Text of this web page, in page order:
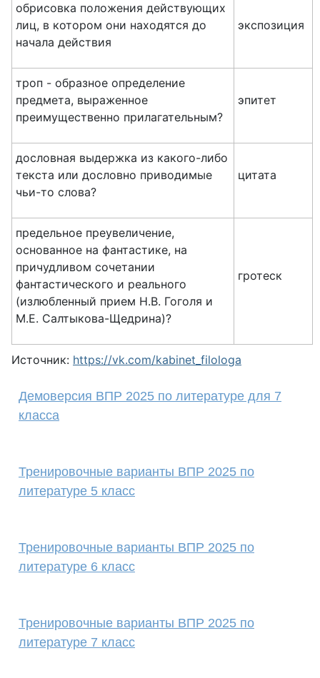
обрисовка положения действующих
лиц, в котором они находятся до
начала действия
экспозиция
троп - образное определение
предмета, выраженное
преимущественно прилагательным?
эпитет
дословная выдержка из какого-либо
текста или дословно приводимые
чьи-то слова?
цитата
предельное преувеличение,
основанное на фантастике, на
причудливом сочетании
фантастического и реального
(излюбленный прием Н.В. Гоголя и
М.Е. Салтыкова-Щедрина)?
гротеск
Источник: https://vk.com/kabinet_filologa
Демоверсия ВПР 2025 по литературе для 7
класса
Тренировочные варианты ВПР 2025 по
литературе 5 класс
Тренировочные варианты ВПР 2025 по
литературе 6 класс
Тренировочные варианты ВПР 2025 по
литературе 7 класс